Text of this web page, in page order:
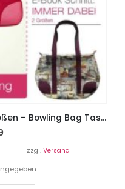
Tasche “IMMER DABEI” – 2 Größen – Bowling Bag Tasche
zzgl. Versand